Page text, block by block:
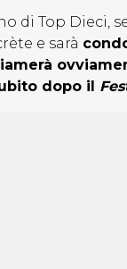
di Top Dieci,
e sarà
dopo il